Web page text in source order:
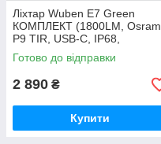
Ліхтар Wuben E7 Green
КОМПЛЕКТ (1800LM, Osram
P9 TIR, USB-C, IP68,
3400mAh+1100mAh)
Готово до відправки
2 890 ₴
Купити